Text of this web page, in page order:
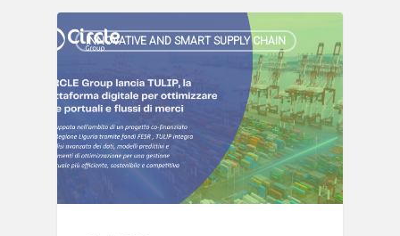
INNOVATIVE AND SMART SUPPLY CHAIN